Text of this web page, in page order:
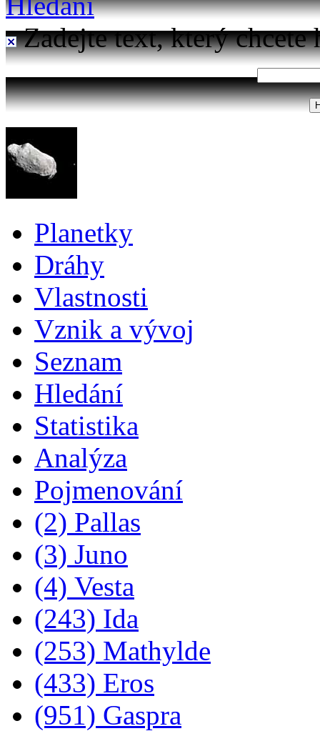
Zadejte text, který chcete
Planetky
Dráhy
Vlastnosti
Vznik a vývoj
Seznam
Hledání
Statistika
Analýza
Pojmenování
(2) Pallas
(3) Juno
(4) Vesta
(243) Ida
(253) Mathylde
(433) Eros
(951) Gaspra